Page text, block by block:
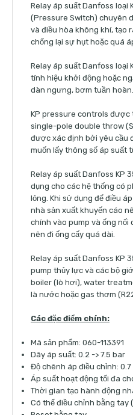
Relay áp suất Danfoss loại
(Pressure Switch) chuyên
và điều hòa không khí, tạo
chống lại sự hụt hoặc quá
Relay áp suất Danfoss loại
tính hiệu khởi động hoặc
dàn ngưng, bơm tuần hoàn.
KP pressure controls được
single-pole double throw
được xác định bởi yêu cầu
muốn lấy thông số áp suất
Relay áp suất Danfoss KP
dụng cho các hệ thống có
lỏng. Khi sử dụng để điều
nhà sản xuất khuyến cáo
chính vào pump và ống nối
nên đi ống cấy quá dài.
Relay áp suất Danfoss KP
pump thủy lực và các bộ
boiler (lò hơi), water
là nước hoặc gas thơm
Các đặc điểm chính:
Mã sản phẩm: 060-113391
Dãy áp suất: 0.2 -> 7.5 bar
Độ chênh áp điều chỉnh: 0.7
Áp suất hoạt động tối đa
Thời gian tạo hành động
Có thể điều chỉnh bằng tay